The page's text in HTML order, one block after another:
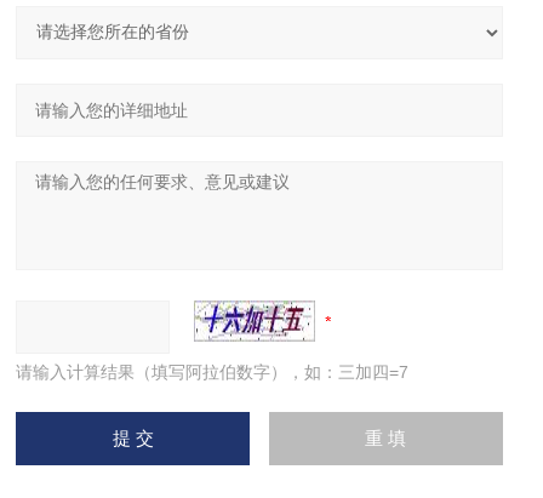
请输入计算结果（填写阿拉伯数字），如：三加四=7